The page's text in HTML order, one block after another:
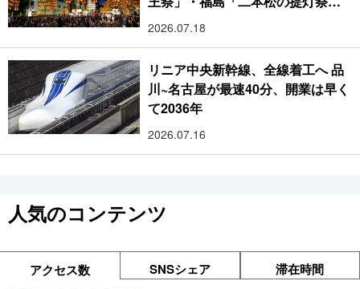
り」:おびただしい灯火が夜空を照
2026.07.18
リニア中央新幹線、全線着工へ 品
川~名古屋が最速40分、開業は早く
て2036年
2026.07.16
人気のコンテンツ
アクセス数 SNSシェア 滞在時間